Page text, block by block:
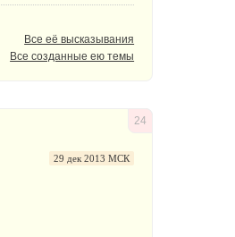
Все её высказывания
Все созданные ею темы
24
29 дек 2013 МСК